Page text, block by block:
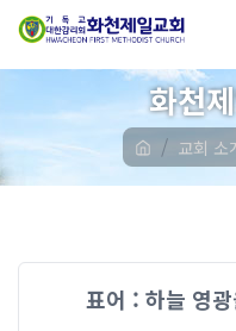
화천
교회 소
표어 : 하늘 영